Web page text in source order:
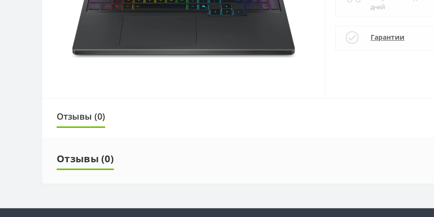
дней
Гарантии
Отзывы (0)
Отзывы (0)